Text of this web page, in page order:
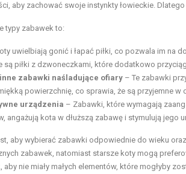
aby zachować swoje instynkty łowieckie.
typy zabawek to:
uwielbiają gonić i łapać piłki, co pozwala im na
są piłki z dzwoneczkami, które dodatkowo
zabawki naśladujące ofiary – Te zabawki
powierzchnię, co sprawia, że są przyjemne w
urządzenia – Zabawki, które wymagają
angażują kota w dłuższą zabawę i stymulują jego
aby wybierać zabawki odpowiednie do wieku
zabawek, natomiast starsze koty mogą
aby nie miały małych elementów, które mogłyby